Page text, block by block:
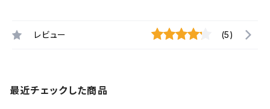
レビュー (5)
最近チェックした商品